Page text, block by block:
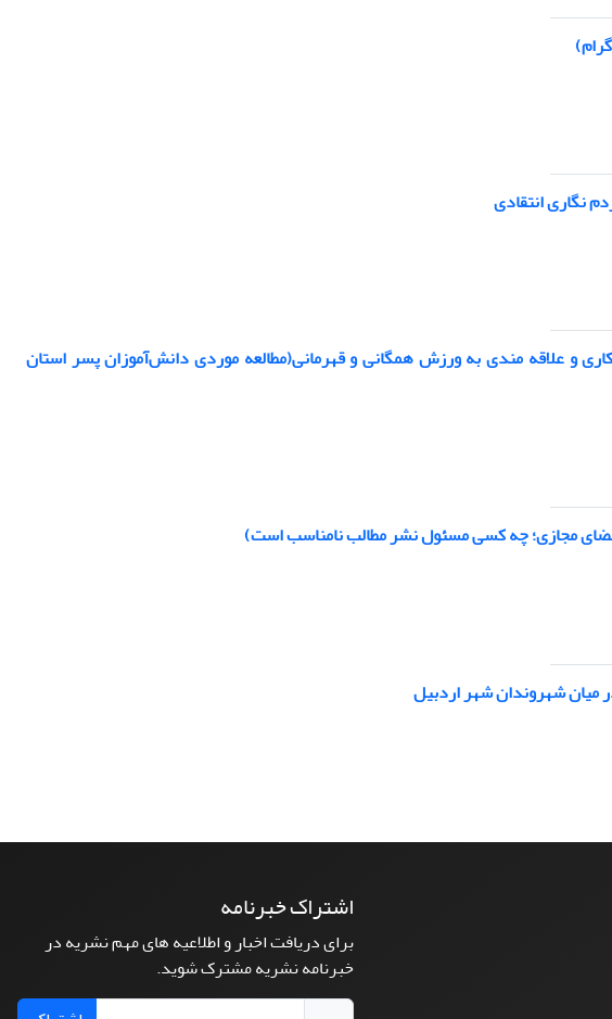
نگاری انتقادی
و علاقه مندی به ورزش همگانی و قهرمانی(مطالعه موردی دانش‌آموزان پسر استان
فضای مجازی؛ چه کسی مسئول نشر مطالب نامناسب است)
میان شهروندان شهر اردبیل
اشتراک خبرنامه
برای دریافت اخبار و اطلاعیه های مهم نشریه در
خبرنامه نشریه مشترک شوید.